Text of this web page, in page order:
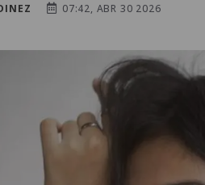
07:42, ABR 30 2026